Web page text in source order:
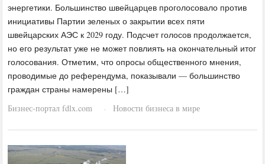
энергетики. Большинство швейцарцев проголосовало против
инициативы Партии зеленых о закрытии всех пяти
швейцарских АЭС к 2029 году. Подсчет голосов продолжается,
но его результат уже не может повлиять на окончательный итог
голосования. Отметим, что опросы общественного мнения,
проводимые до референдума, показывали — большинство
граждан страны намерены […]
Бизнес-портал fdlx.com
· Новости бизнеса в мире